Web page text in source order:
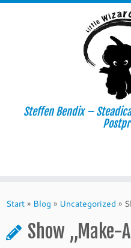
Inhalt
Steffen Bendix –
Start » Blog » Uncategorized »
Show „Make-